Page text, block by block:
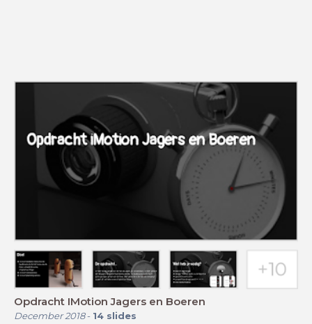
Opdracht IMotion Jagers en Boeren
December 2018- 14 slides